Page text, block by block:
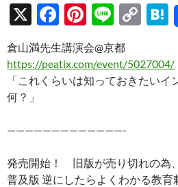
X
F
ac
e
b
o
Pi
nt
er
es
Li
n
e
C
p
y
H
e
倉山満先生講演会@京都
https://peatix.com/event/5027004/
「これくらいは知っておきたいイ
何？」
—————————————-
発売開始！ 旧版が売り切れの為
普及版 逆にしたらよくわかる教育